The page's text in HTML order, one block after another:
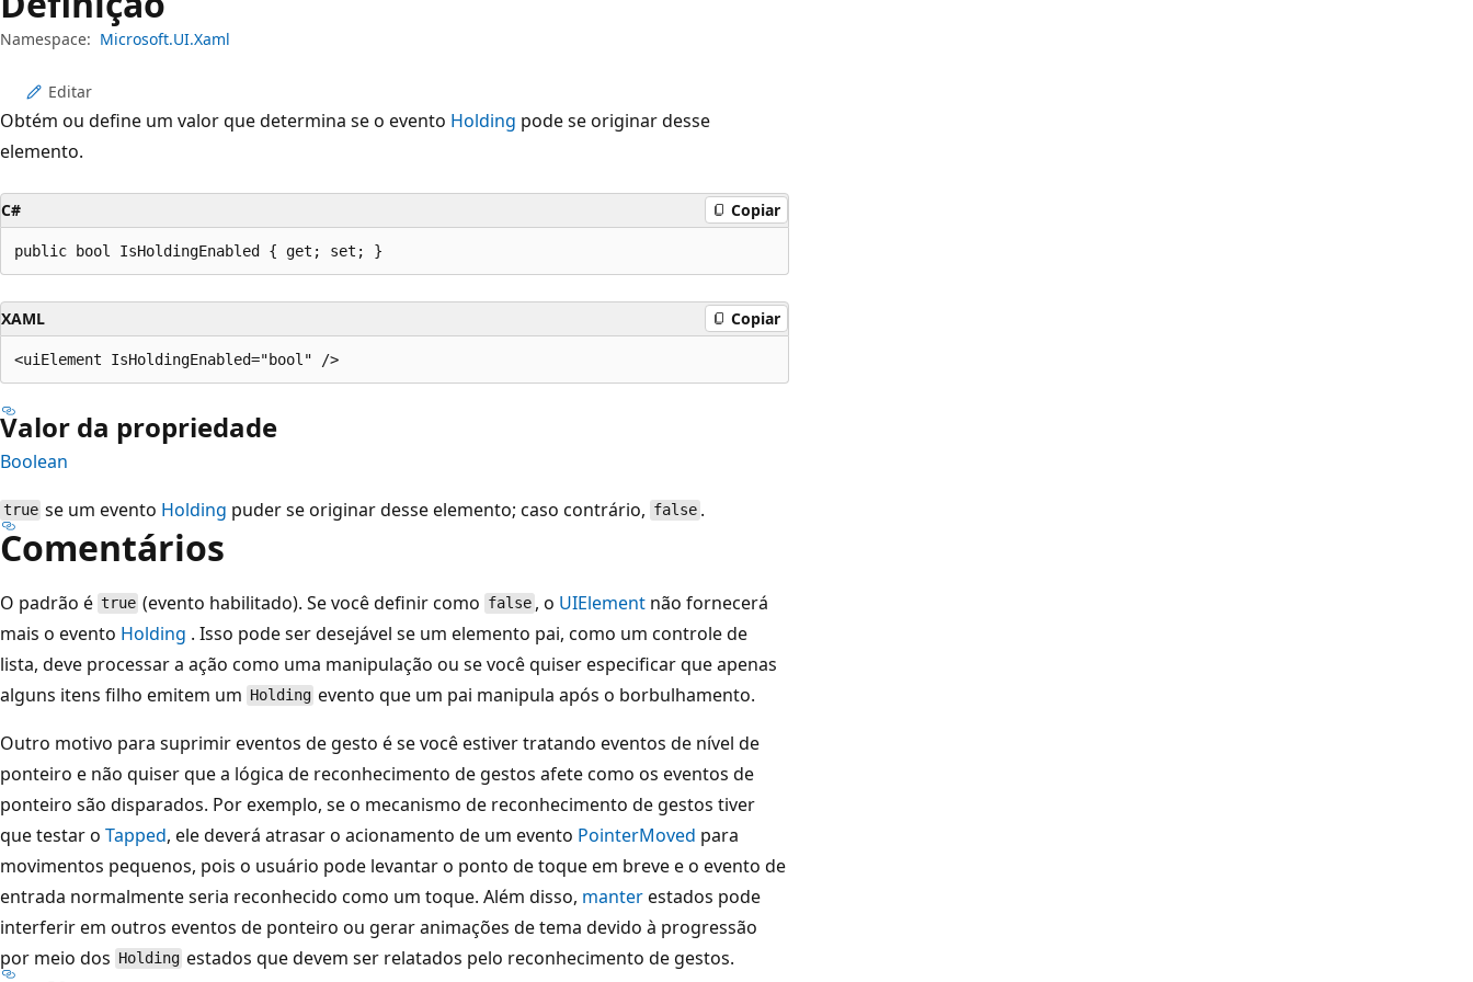
Namespace: Microsoft.UI.Xaml
Editar
Obtém ou define um valor que determina se o evento Holding pode se originar desse
elemento.
C# Copiar
public bool IsHoldingEnabled { get; set; }
XAML Copiar
Valor da propriedade
Boolean
true se um evento Holding puder se originar desse elemento; caso contrário, false.
Comentários
O padrão é true (evento habilitado). Se você definir como false, o UIElementnão fornecerá
mais o evento Holding . Isso pode ser desejável se um elemento pai, como um controle de
lista, deve processar a ação como uma manipulação ou se você quiser especificar que apenas
alguns itens filho emitem um Holding evento que um pai manipula após o borbulhamento.
Outro motivo para suprimir eventos de gesto é se você estiver tratando eventos de nível de
ponteiro e não quiser que a lógica de reconhecimento de gestos afete como os eventos de
ponteiro são disparados. Por exemplo, se o mecanismo de reconhecimento de gestos tiver
que testar o Tapped, ele deverá atrasar o acionamento de um evento PointerMoved para
movimentos pequenos, pois o usuário pode levantar o ponto de toque em breve e o evento de
entrada normalmente seria reconhecido como um toque. Além disso, manterestados pode
interferir em outros eventos de ponteiro ou gerar animações de tema devido à progressão
por meio dos Holding estados que devem ser relatados pelo reconhecimento de gestos.